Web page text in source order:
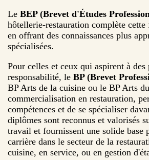
Le BEP (Brevet d'Études
hôtellerie-restauration complète
en offrant des connaissances plus
spécialisées.
Pour celles et ceux qui aspirent à des
responsabilité, le BP (Brevet
BP Arts de la cuisine ou le BP Arts
commercialisation en restauration,
compétences et de se spécialiser
diplômes sont reconnus et valorisés
travail et fournissent une solide base
carrière dans le secteur de la
cuisine, en service, ou en gestion